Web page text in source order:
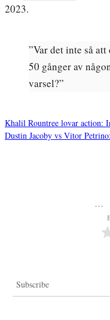
2023.
”Var det inte så
50 gånger av
varsel?”
Khalil Rountree lovar action:
Dustin Jacoby vs Vitor
Subscribe